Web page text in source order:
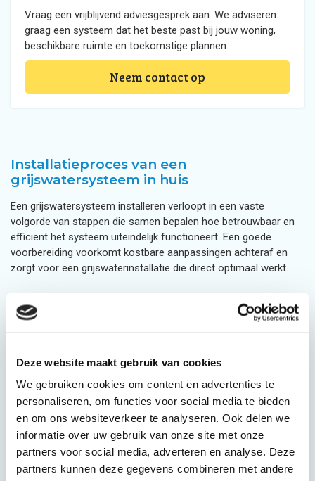
Deze website maakt gebruik van cookies
We gebruiken cookies om content en advertenties te
personaliseren, om functies voor social media te bieden
en om ons websiteverkeer te analyseren. Ook delen we
informatie over uw gebruik van onze site met onze
partners voor social media, adverteren en analyse. Deze
partners kunnen deze gegevens combineren met andere
Vraag een vrijblijvend adviesgesprek aan. We adviseren
graag een systeem dat het beste past bij jouw woning,
beschikbare ruimte en toekomstige plannen.
Neem contact op
Installatieproces van een
grijswatersysteem in huis
Een grijswatersysteem installeren verloopt in een vaste
volgorde van stappen die samen bepalen hoe betrouwbaar en
efficiënt het systeem uiteindelijk functioneert. Een goede
voorbereiding voorkomt kostbare aanpassingen achteraf en
zorgt voor een grijswaterinstallatie die direct optimaal werkt.
Hoe verlopen de technische inspectie en
scheiding van leidingen in een woning?
grondige technische inspectie van het bestaande leidingwerk in
jouw woning. Een installateur brengt in kaart welke
afvoerleidingen geschikt zijn om grijswater op te vangen en
welke aanpassingen nodig zijn om grijswater te scheiden van
De scheiding van grijswater en zwart water is in Nederland